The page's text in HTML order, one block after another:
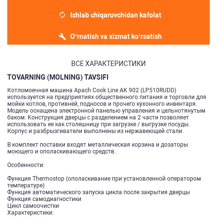
Ishlab chiqaruvchidan kafolat
O‘rnatish va xizmat ko‘rsatish
ВСЕ ХАРАКТЕРИСТИКИ
TOVARNING (MOLNING) TAVSIFI
Котломоечная машина Apach Cook Line AK 902 (LP510RUDD)
используется на предприятиях общественного питания и торговли для
мойки котлов, противней, подносов и прочего кухонного инвентаря.
Модель оснащена электронной панелью управления и цельнотянутым
баком. Конструкция дверцы с разделением на 2 части позволяет
использовать ее как столешницу при загрузке / выгрузке посуды.
Корпус и разбрызгиватели выполнены из нержавеющей стали.
В комплект поставки входят металлическая корзина и дозаторы
моющего и ополаскивающего средств.
Особенности:
Функция Thermostop (ополаскивание при установленной оператором
температуре)
Функция автоматического запуска цикла после закрытия дверцы
Функция самодиагностики
Цикл самоочистки
Характеристики: